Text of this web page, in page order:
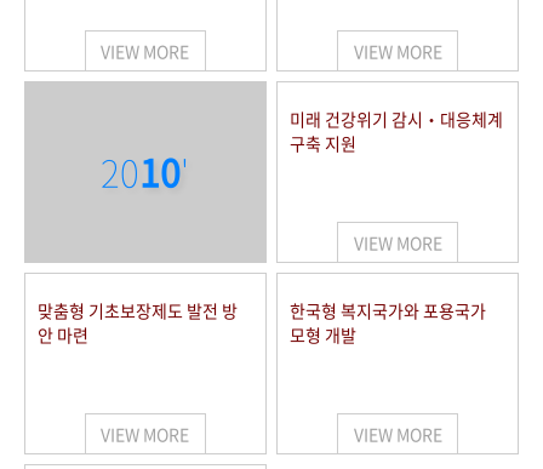
VIEW MORE VIEW MORE
2010'
미래 건강위기 감시‧대응체계
구축 지원
VIEW MORE
맞춤형 기초보장제도 발전 방
안 마련
VIEW MORE
한국형 복지국가와 포용국가
모형 개발
VIEW MORE